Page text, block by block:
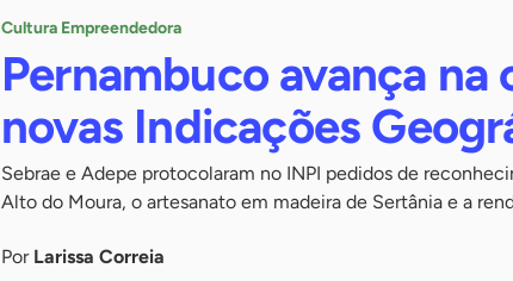
Cultura Empreendedora
Pernambuco avança na
novas Indicações
Sebrae e Adepe protocolaram no INPI pedidos de
Alto do Moura, o artesanato em madeira de Sertânia e a
Por Larissa Correia